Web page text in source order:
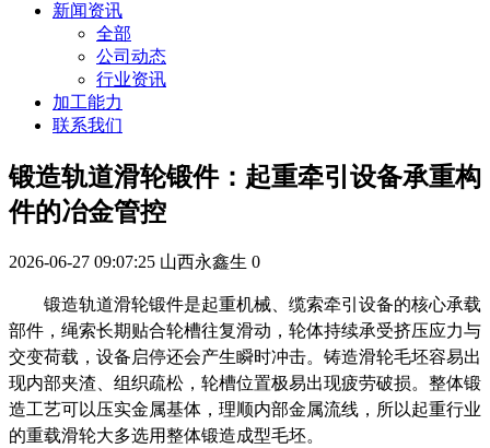
新闻资讯
全部
公司动态
行业资讯
加工能力
联系我们
锻造轨道滑轮锻件：起重牵引设备承重构
件的冶金管控
2026-06-27 09:07:25 山西永鑫生 0
锻造轨道滑轮锻件是起重机械、缆索牵引设备的核心承载
部件，绳索长期贴合轮槽往复滑动，轮体持续承受挤压应力与
交变荷载，设备启停还会产生瞬时冲击。铸造滑轮毛坯容易出
现内部夹渣、组织疏松，轮槽位置极易出现疲劳破损。整体锻
造工艺可以压实金属基体，理顺内部金属流线，所以起重行业
的重载滑轮大多选用整体锻造成型毛坯。